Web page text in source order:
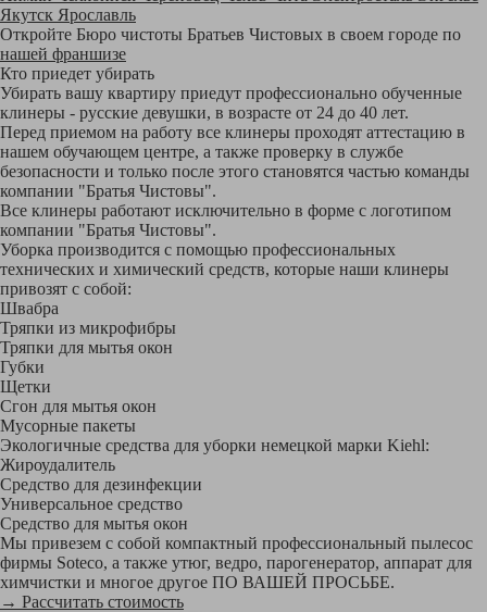
Якутск Ярославль
Откройте Бюро чистоты Братьев Чистовых в своем городе по
нашей франшизе
Кто приедет убирать
Убирать вашу квартиру приедут профессионально обученные
клинеры - русские девушки, в возрасте от 24 до 40 лет.
Перед приемом на работу все клинеры проходят аттестацию в
нашем обучающем центре, а также проверку в службе
безопасности и только после этого становятся частью команды
компании "Братья Чистовы".
Все клинеры работают исключительно в форме с логотипом
компании "Братья Чистовы".
Уборка производится с помощью профессиональных
технических и химический средств, которые наши клинеры
привозят с собой:
Швабра
Тряпки из микрофибры
Тряпки для мытья окон
Губки
Щетки
Сгон для мытья окон
Мусорные пакеты
Экологичные средства для уборки немецкой марки Kiehl:
Жироудалитель
Средство для дезинфекции
Универсальное средство
Средство для мытья окон
Мы привезем с собой компактный профессиональный пылесос
фирмы Soteco, а также утюг, ведро, парогенератор, аппарат для
химчистки и многое другое ПО ВАШЕЙ ПРОСЬБЕ.
→ Рассчитать стоимость